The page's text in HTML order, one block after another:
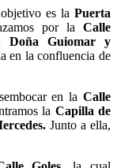
es la Puerta
por laCalle
Doña Guiomar y
en la confluencia de
en la Calle
la Capilla de
Junto a ella,